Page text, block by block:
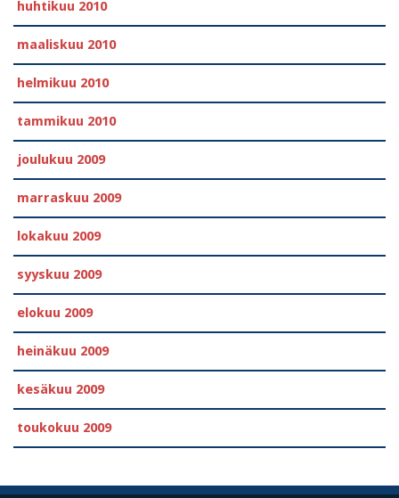
huhtikuu 2010
maaliskuu 2010
helmikuu 2010
tammikuu 2010
joulukuu 2009
marraskuu 2009
lokakuu 2009
syyskuu 2009
elokuu 2009
heinäkuu 2009
kesäkuu 2009
toukokuu 2009